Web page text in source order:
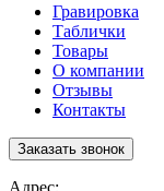
Гравировка
Таблички
Товары
О компании
Отзывы
Контакты
Заказать звонок
Адрес: